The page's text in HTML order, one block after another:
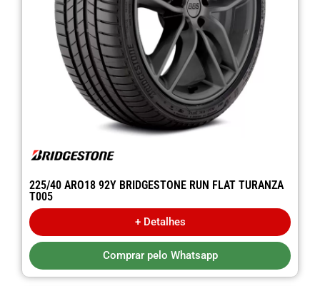
225/40 ARO18 92Y BRIDGESTONE RUN FLAT TURANZA
T005
+ Detalhes
Comprar pelo Whatsapp